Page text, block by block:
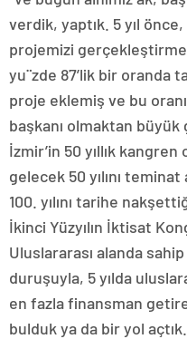
verdik, yaptık. 5 yıl
projemizi
yu¨zde 87’lik bir oranda
proje eklemiş ve bu
başkanı olmaktan
İzmir’in 50 yıllık
gelecek 50 yılını
100. yılını tarihe
İkinci Yüzyılın İktisat
Uluslararası alanda
duruşuyla, 5 yılda
en fazla finansman
bulduk ya da bir yol